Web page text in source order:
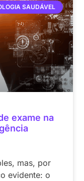
SAUDÁVEL
exame na
mas, por
evidente: o